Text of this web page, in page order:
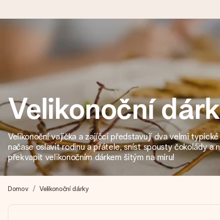
Objednejte dnes, odešleme do 1 prac. dne
Váš dárek vytvoříme s láskou a bleskově odešleme – abyste
4,8 (na základě +15 000 recenzí)
Naše dárky inspirují. Zákazníci nás na Google Reviews hodnotí
Přáníčko zdarma
Vytvořte něco jedinečného během několika kroků – s jejím
okamžik.
Velikonoční
Velikonoční vajíčka a zajíčci představují dva velmi
načase oslavit rodinu a přátele, sníst spousty čokolády a
překvapit velikonočním dárkem šitým na míru!
Domov Velikonoční dárky